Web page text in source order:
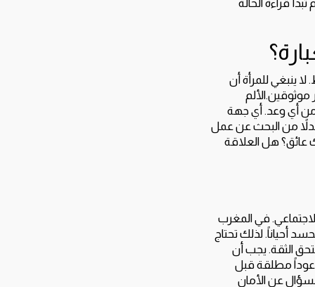
قراءة الحالة
ينبغي للمرأة أن
من أي وعد. أي جهة
من البحث عن عمل
هل العلاقة
في المغرب
أحياناً. لذلك تحتاج
الثقة. يجب أن
مطلقة قبل
عن الأمان